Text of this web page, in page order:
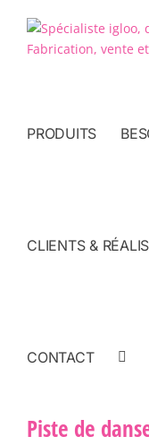
contenu
PRODUITS
CLIENTS &
CONTACT
Piste de